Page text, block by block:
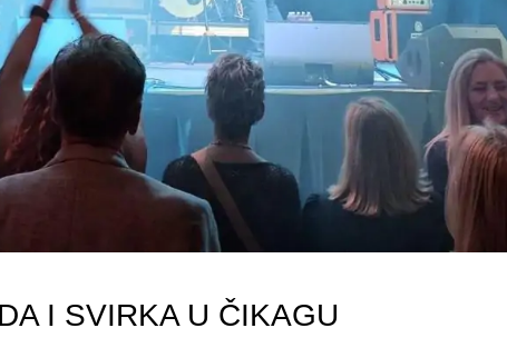
I SVIRKA U ČIKAGU